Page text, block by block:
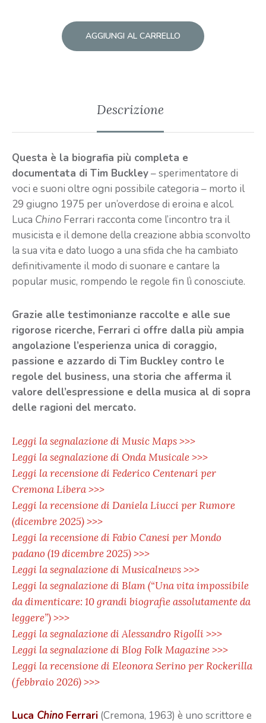
AGGIUNGI AL CARRELLO
Descrizione
Questa è la biografia più completa e
documentata di Tim Buckley– sperimentatore di
voci e suoni oltre ogni possibile categoria – morto il
29 giugno 1975 per un’overdose di eroina e alcol.
Luca Chino Ferrari racconta come l’incontro tra il
musicista e il demone della creazione abbia sconvolto
la sua vita e dato luogo a una sfida che ha cambiato
definitivamente il modo di suonare e cantare la
popular music, rompendo le regole fin lì conosciute.
Grazie alle testimonianze raccolte e alle sue
rigorose ricerche, Ferrari ci offre dalla più ampia
angolazione l’esperienza unica di coraggio,
passione e azzardo di Tim Buckley contro le
regole del business, una storia che afferma il
valore dell’espressione e della musica al di sopra
delle ragioni del mercato.
Leggi la segnalazione di Music Maps >>>
Leggi la segnalazione di Onda Musicale >>>
Leggi la recensione di Federico Centenari per
Cremona Libera >>>
Leggi la recensione di Daniela Liucci per Rumore
(dicembre 2025) >>>
Leggi la recensione di Fabio Canesi per Mondo
padano (19 dicembre 2025) >>>
Leggi la segnalazione di Musicalnews >>>
Leggi la segnalazione di Blam (“Una vita impossibile
da dimenticare: 10 grandi biografie assolutamente da
leggere”) >>>
Leggi la segnalazione di Alessandro Rigolli >>>
Leggi la segnalazione di Blog Folk Magazine >>>
Leggi la recensione di Eleonora Serino per Rockerilla
(febbraio 2026) >>>
Luca ChinoFerrari (Cremona, 1963) è uno scrittore e